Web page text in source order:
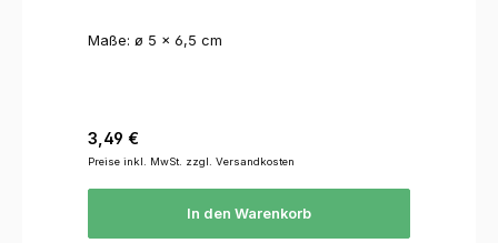
Maße: ø 5 × 6,5 cm
Regulärer Preis:
3,49 €
Preise inkl. MwSt. zzgl. Versandkosten
In den Warenkorb